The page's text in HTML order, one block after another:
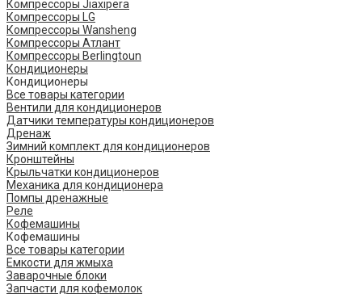
Компрессоры Jiaxipera
Компрессоры LG
Компрессоры Wansheng
Компрессоры Атлант
Компрессоры Berlingtoun
Кондиционеры
Кондиционеры
Все товары категории
Вентили для кондиционеров
Датчики температуры кондиционеров
Дренаж
Зимний комплект для кондиционеров
Кронштейны
Крыльчатки кондиционеров
Механика для кондиционера
Помпы дренажные
Реле
Кофемашины
Кофемашины
Все товары категории
Емкости для жмыха
Заварочные блоки
Запчасти для кофемолок